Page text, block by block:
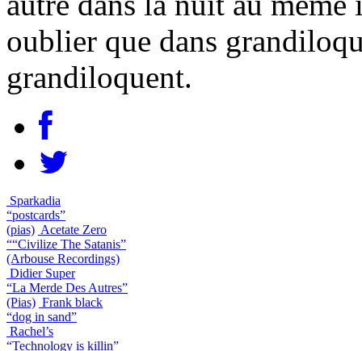
oublier que dans
grandiloquent.
Sparkadia
“postcards”
(pias) Acetate Zero
““Civilize The Satanis”
(Arbouse Recordings)
Didier Super
“La Merde Des Autres”
(Pias) Frank black
“dog in sand”
Rachel’s
“Technology is killin”